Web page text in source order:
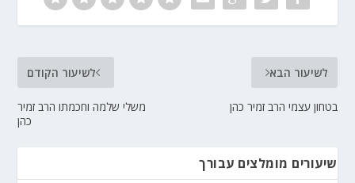
לשיעור הקודם
משלי שלמה וחכמתו הרב זמיר
כהן
לשיעור הבא
בטחון עצמי הרב זמיר כהן
שיעורים מומלצים עבורך